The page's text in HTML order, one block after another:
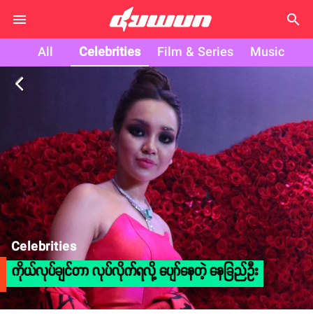
search
All Celebrities Film & Series Music
arrow_back_ios
Celebrities
ကိုယ်လုပ်ချင်တာ လုပ်လိုက်ရလို့ ပျော်နေတဲ့ နေခြည်ဦး